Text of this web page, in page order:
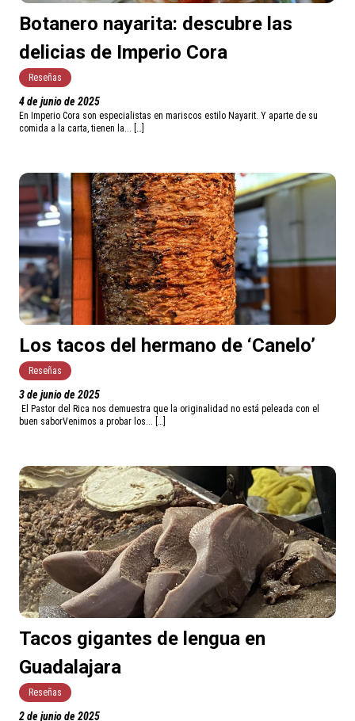
Botanero nayarita: descubre las
delicias de Imperio Cora
Reseñas
4 de junio de 2025
En Imperio Cora son especialistas en mariscos estilo Nayarit. Y aparte de su
comida a la carta, tienen la... […]
Los tacos del hermano de ‘Canelo’
Reseñas
3 de junio de 2025
El Pastor del Rica nos demuestra que la originalidad no está peleada con el
buen saborVenimos a probar los... […]
Tacos gigantes de lengua en
Guadalajara
Reseñas
2 de junio de 2025